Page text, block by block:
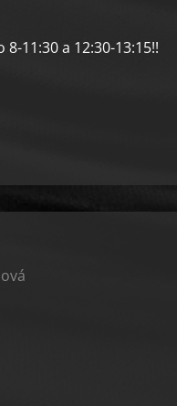
11:30 a 12:30-13:15!!